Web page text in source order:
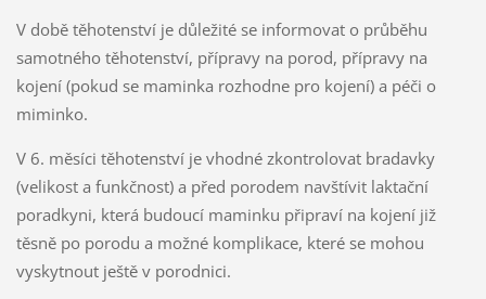
V době těhotenství je důležité se informovat o průběhu
samotného těhotenství, přípravy na porod, přípravy na
kojení (pokud se maminka rozhodne pro kojení) a péči o
miminko.
V 6. měsíci těhotenství je vhodné zkontrolovat bradavky
(velikost a funkčnost) a před porodem navštívit laktační
poradkyni, která budoucí maminku připraví na kojení již
těsně po porodu a možné komplikace, které se mohou
vyskytnout ještě v porodnici.